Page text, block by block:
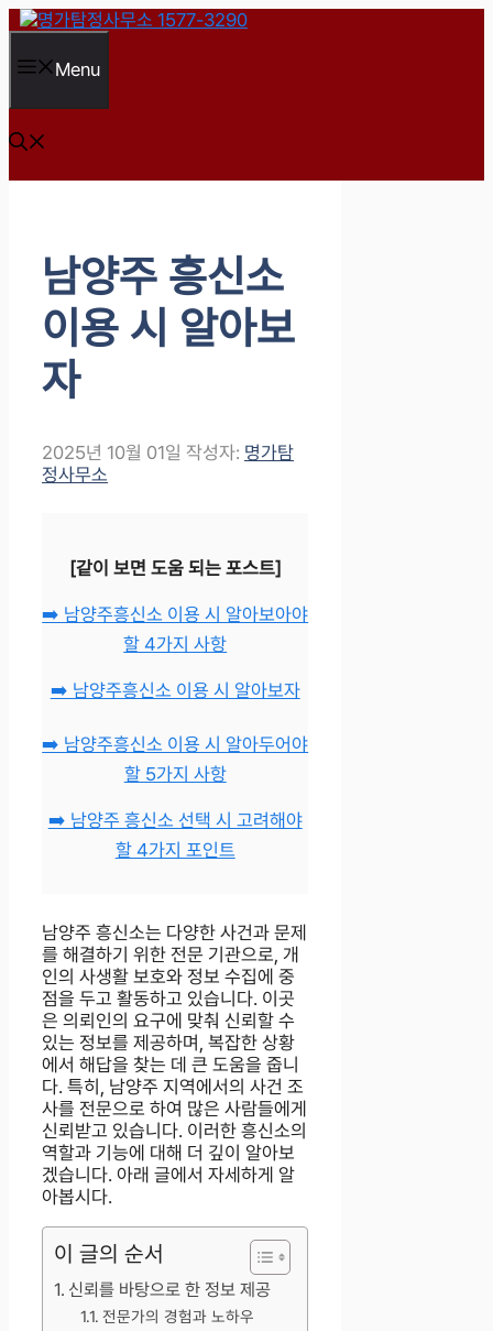
컨
츠
건
너
뛰
Menu
남양주 흥신소
이용 시 알아보
자
2025년 10월 01일 작성자: 명가탐
정사무소
[같이 보면 도움 되는 포스트]
➡️ 남양주흥신소 이용 시 알아보아야
할 4가지 사항
➡️ 남양주흥신소 이용 시 알아보자
➡️ 남양주흥신소 이용 시 알아두어야
할 5가지 사항
➡️ 남양주 흥신소 선택 시 고려해야
할 4가지 포인트
남양주 흥신소는 다양한 사건과 문제
를 해결하기 위한 전문 기관으로, 개
인의 사생활 보호와 정보 수집에 중
점을 두고 활동하고 있습니다. 이곳
은 의뢰인의 요구에 맞춰 신뢰할 수
있는 정보를 제공하며, 복잡한 상황
에서 해답을 찾는 데 큰 도움을 줍니
다. 특히, 남양주 지역에서의 사건 조
사를 전문으로 하여 많은 사람들에게
신뢰받고 있습니다. 이러한 흥신소의
역할과 기능에 대해 더 깊이 알아보
겠습니다. 아래 글에서 자세하게 알
아봅시다.
이 글의 순서
신뢰를 바탕으로 한 정보 제공
전문가의 경험과 노하우